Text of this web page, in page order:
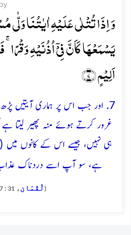
وَ اِذَا تُتۡلٰی عَلَیۡہِ اٰیٰتُنَا وَلّٰی
یَسۡمَعۡہَا کَاَنَّ فِیۡۤ اُذُنَیۡہِ
اَلِیۡمٍ ﴿۷﴾
7. اور جب اس پر ہماری آیتیں پڑھ
غرور کرتے ہوئے منہ پھیر لیتا
ہی نہیں، جیسے اس کے کانوں
ہے، سو آپ اسے دردناک عذاب
( لُقْمَان ، 31 : 7)